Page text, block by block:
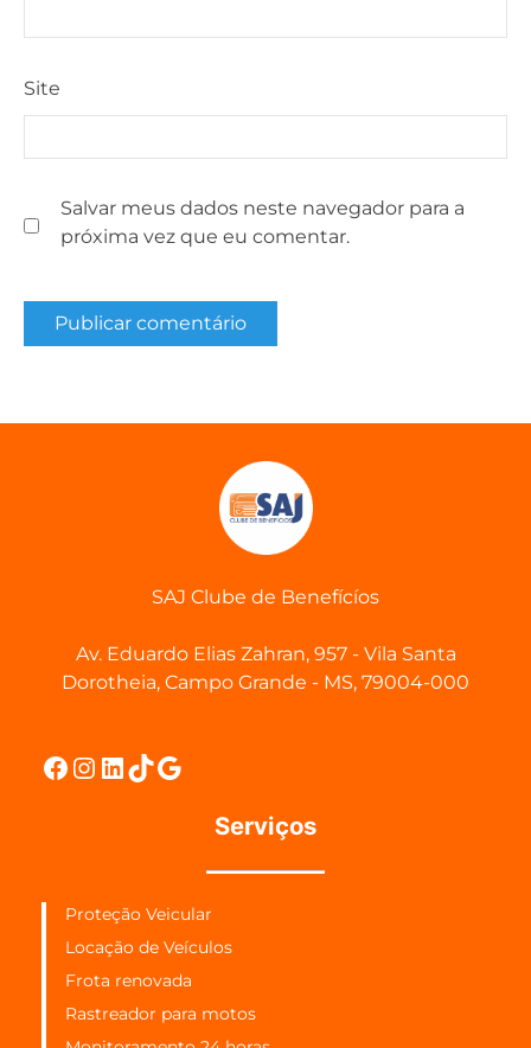
Site
Salvar meus dados neste navegador para a
próxima vez que eu comentar.
SAJ Clube de Benefícíos
Av. Eduardo Elias Zahran, 957 - Vila Santa
Dorotheia, Campo Grande - MS, 79004-000
Facebook
Instagram
LinkedIn
TikTok
Google
Serviços
Proteção Veicular
Locação de Veículos
Frota renovada
Rastreador para motos